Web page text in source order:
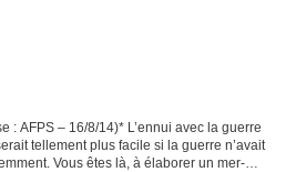
: AFPS – 16/8/14)* L’ennui avec la guerre
tel­lement plus facile si la guerre n’avait
Vous êtes là, à éla­borer un mer­